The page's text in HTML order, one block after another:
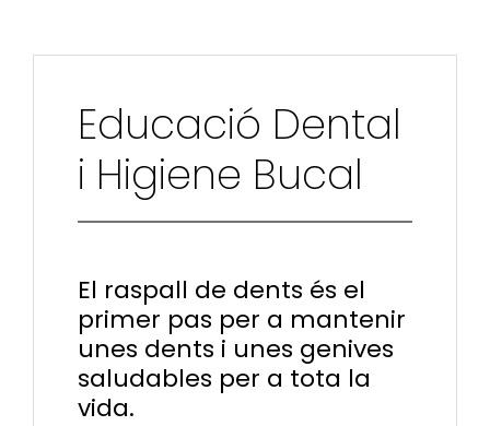
Educació Dental
i Higiene Bucal
El raspall de dents és el
primer pas per a mantenir
unes dents i unes genives
saludables per a tota la
vida.